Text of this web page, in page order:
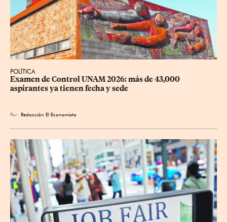
POLÍTICA
Examen de Control UNAM 2026: más de 43,000
aspirantes ya tienen fecha y sede
Por Redacción El Economista